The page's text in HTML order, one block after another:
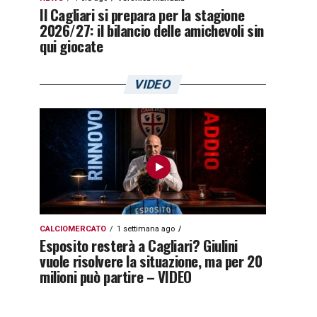
Il Cagliari si prepara per la stagione
2026/27: il bilancio delle amichevoli sin
qui giocate
VIDEO
CALCIOMERCATO 1 settimana ago
Esposito resterà a Cagliari? Giulini
vuole risolvere la situazione, ma per 20
milioni può partire – VIDEO